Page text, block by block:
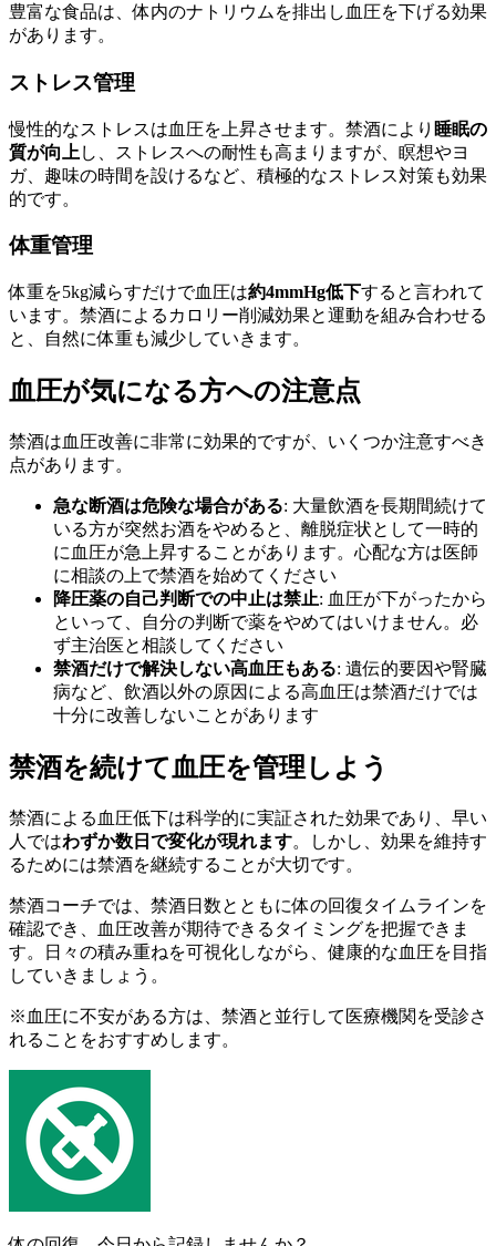
豊富な食品は、体内のナトリウムを排出し血圧を下げる効果
があります。
ストレス管理
慢性的なストレスは血圧を上昇させます。禁酒により 睡眠の
質が向上 し、ストレスへの耐性も高まりますが、瞑想やヨ
ガ、趣味の時間を設けるなど、積極的なストレス対策も効果
的です。
体重管理
体重を5kg減らすだけで血圧は約4mmHg低下すると言われて
います。禁酒によるカロリー削減効果と運動を組み合わせる
と、自然に体重も減少していきます。
血圧が気になる方への注意点
禁酒は血圧改善に非常に効果的ですが、いくつか注意すべき
点があります。
急な断酒は危険な場合がある: 大量飲酒を長期間続けて
いる方が突然お酒をやめると、離脱症状として一時的
に血圧が急上昇することがあります。心配な方は医師
に相談の上で禁酒を始めてください
降圧薬の自己判断での中止は禁止: 血圧が下がったから
といって、自分の判断で薬をやめてはいけません。必
ず主治医と相談してください
禁酒だけで解決しない高血圧もある: 遺伝的要因や腎臓
病など、飲酒以外の原因による高血圧は禁酒だけでは
十分に改善しないことがあります
禁酒を続けて血圧を管理しよう
禁酒による血圧低下は科学的に実証された効果であり、早い
人ではわずか数日で変化が現れます。しかし、効果を維持す
るためには禁酒を継続することが大切です。
禁酒コーチでは、禁酒日数とともに体の回復タイムラインを
確認でき、血圧改善が期待できるタイミングを把握できま
す。日々の積み重ねを可視化しながら、健康的な血圧を目指
していきましょう。
※血圧に不安がある方は、禁酒と並行して医療機関を受診さ
れることをおすすめします。